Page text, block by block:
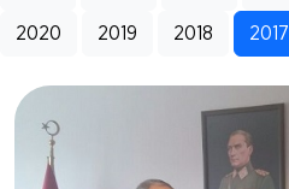
2020 2019 2018 2017